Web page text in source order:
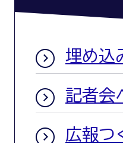
埋め込
記者会
広報つ